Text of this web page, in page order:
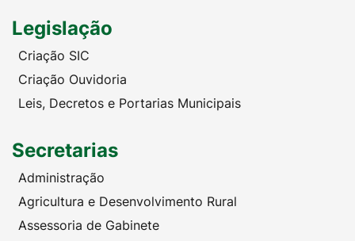
Legislação
Criação SIC
Criação Ouvidoria
Leis, Decretos e Portarias Municipais
Secretarias
Administração
Agricultura e Desenvolvimento Rural
Assessoria de Gabinete